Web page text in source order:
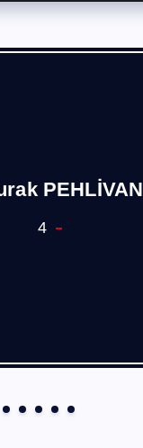
PEHLİVAN
4